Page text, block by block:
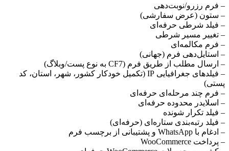
– فرم رزرو/نوبت‌دهی
– ستون (عرض سفارشی)
– فیلد شرطی حرفه‌ای
– تغییر مسیر شرطی
– فرم مکالمه‌ای
– استایل‌دهی فرم (جهانی)
– ارسال مطلب از طریق فرم (CF7 به نوع پست/وبلاگ)
– فیلدهای جغرافیایی IP (تکمیل خودکار کشور، شهر، استان، کد
پستی)
– فرم چند مرحله‌ای حرفه‌ای
– اسلایدر محدوده حرفه‌ای
– فیلد تکرار شونده
– فیلد رتبه‌بندی ستاره‌ای (حرفه‌ای)
– ادغام با WhatsApp و پشتیبانی از برچسب فرم
– پرداخت WooCommerce